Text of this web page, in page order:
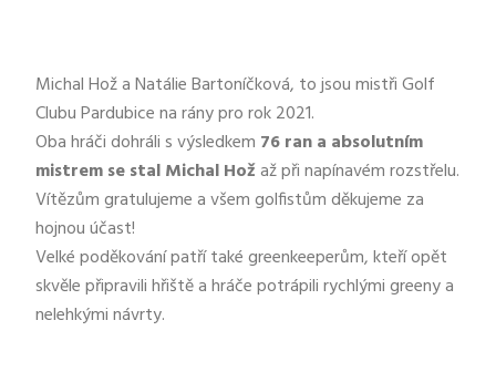
Michal Hož a Natálie Bartoníčková, to jsou mistři Golf
Clubu Pardubice na rány pro rok 2021.
Oba hráči dohráli s výsledkem 76 ran a absolutním
mistrem se stal Michal Hožaž při napínavém rozstřelu.
Vítězům gratulujeme a všem golfistům děkujeme za
hojnou účast!
Velké poděkování patří také greenkeeperům, kteří opět
skvěle připravili hřiště a hráče potrápili rychlými greeny a
nelehkými návrty.